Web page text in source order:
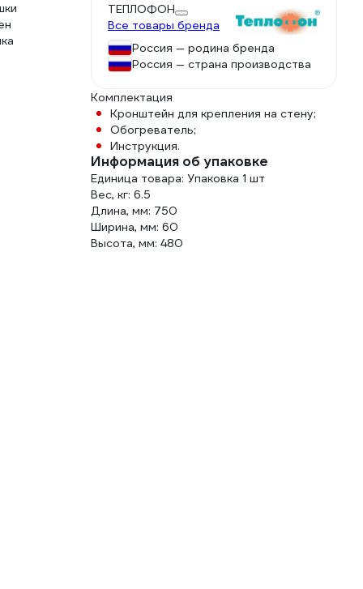
ТЕПЛОФОН
Все товары бренда
Россия — родина бренда
Россия — страна производства
Комплектация
Кронштейн для крепления на стену;
Обогреватель;
Инструкция.
Информация об упаковке
Единица товара: Упаковка 1 шт
Вес, кг: 6.5
Длина, мм: 750
Ширина, мм: 60
Высота, мм: 480